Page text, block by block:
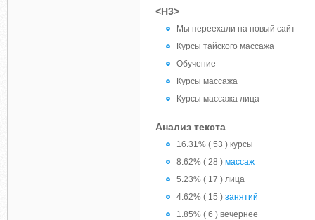
<H3>
Мы переехали на новый сайт
Курсы тайского массажа
Обучение
Курсы массажа
Курсы массажа лица
Анализ текста
16.31% ( 53 ) курсы
8.62% ( 28 ) массаж
5.23% ( 17 ) лица
4.62% ( 15 ) занятий
1.85% ( 6 ) вечернее